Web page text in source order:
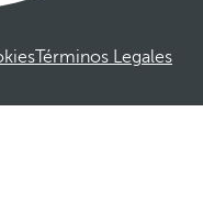
Términos Legales